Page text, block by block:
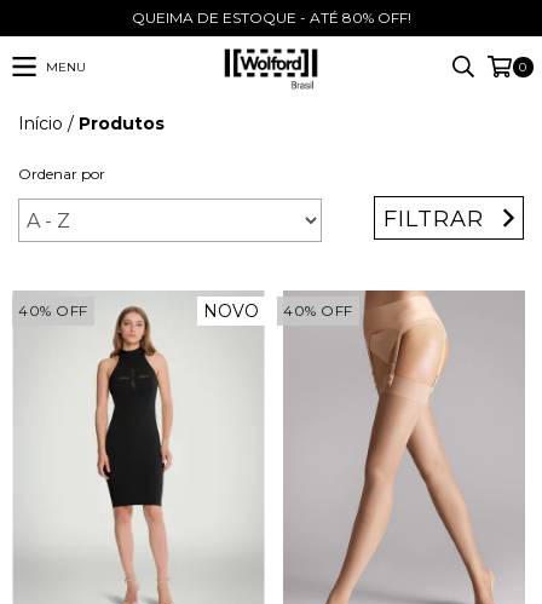
QUEIMA DE ESTOQUE - ATÉ 80% OFF!
MENU 0
Início / Produtos
Ordenar por
FILTRAR
40% OFF NOVO 40% OFF